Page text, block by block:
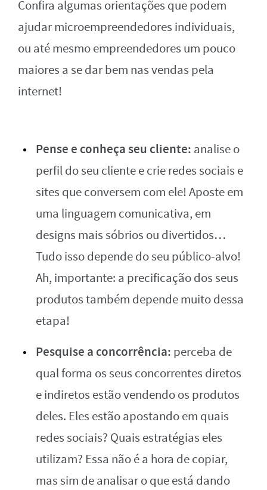
Confira algumas orientações que podem
ajudar microempreendedores individuais,
ou até mesmo empreendedores um pouco
maiores a se dar bem nas vendas pela
internet!
Pense e conheça seu cliente: analise o
perfil do seu cliente e crie redes sociais e
sites que conversem com ele! Aposte em
uma linguagem comunicativa, em
designs mais sóbrios ou divertidos…
Tudo isso depende do seu público-alvo!
Ah, importante: a precificação dos seus
produtos também depende muito dessa
etapa!
Pesquise a concorrência: perceba de
qual forma os seus concorrentes diretos
e indiretos estão vendendo os produtos
deles. Eles estão apostando em quais
redes sociais? Quais estratégias eles
utilizam? Essa não é a hora de copiar,
mas sim de analisar o que está dando